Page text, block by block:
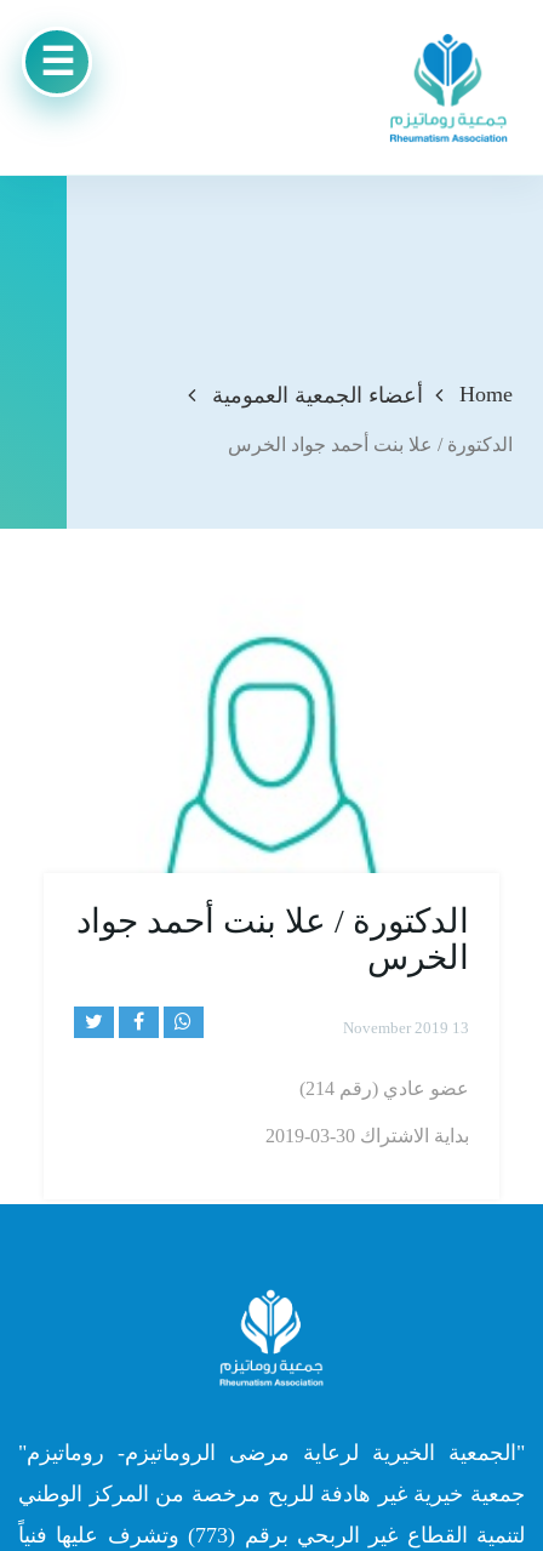
Home أعضاء الجمعية العمومية
الدكتورة / علا بنت أحمد جواد الخرس
الدكتورة / علا بنت أحمد جواد
الخرس
13 November 2019
عضو عادي (رقم 214)
بداية الاشتراك 30-03-2019
"الجمعية الخيرية لرعاية مرضى الروماتيزم- روماتيزم"
جمعية خيرية غير هادفة للربح مرخصة من المركز الوطني
لتنمية القطاع غير الربحي برقم (773) وتشرف عليها فنياً